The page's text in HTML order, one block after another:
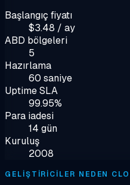
Başlangıç fiyatı
$3.48 / ay
ABD bölgeleri
5
Hazırlama
60 saniye
Uptime SLA
99.95%
Para iadesi
14 gün
Kuruluş
2008
GELIŞTIRICILER NEDEN